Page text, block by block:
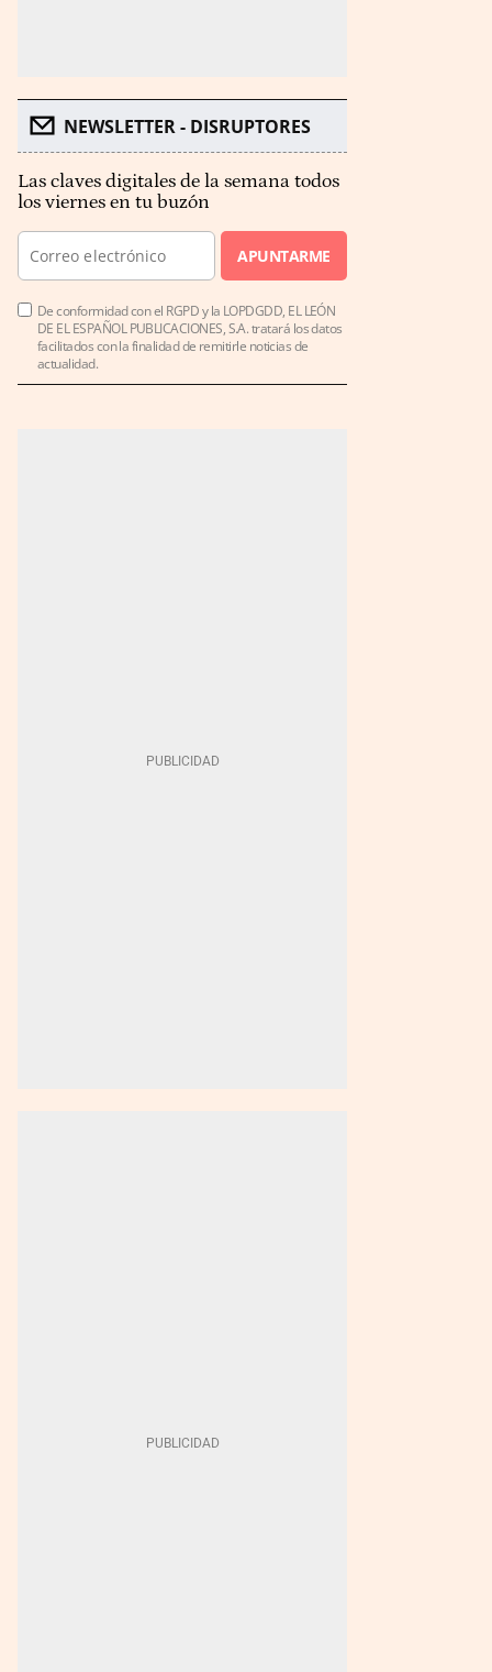
NEWSLETTER - DISRUPTORES
Las claves digitales de la semana todos
los viernes en tu buzón
APUNTARME
De conformidad con el RGPD y la LOPDGDD, EL LEÓN
DE EL ESPAÑOL PUBLICACIONES, S.A. tratará los datos
facilitados con la finalidad de remitirle noticias de
actualidad.